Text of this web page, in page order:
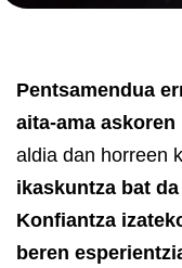
Pentsamendua
aita-ama askoren
aldia dan horreen
ikaskuntza bat
Konfiantza
beren